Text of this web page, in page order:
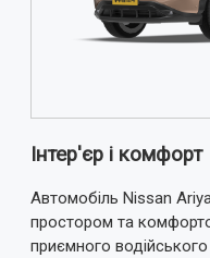
Інтер'єр і комфорт
Автомобіль Nissan
простором та
приємного